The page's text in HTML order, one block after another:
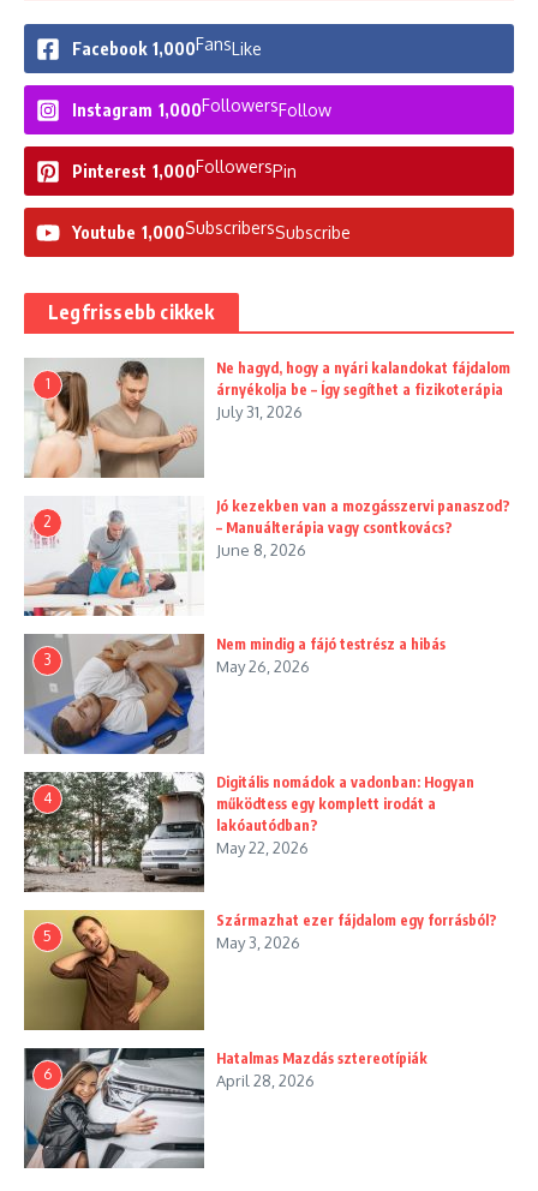
Facebook 1,000FansLike
Instagram 1,000FollowersFollow
Pinterest 1,000FollowersPin
Youtube 1,000SubscribersSubscribe
Legfrissebb cikkek
1
Ne hagyd, hogy a nyári kalandokat fájdalom
árnyékolja be – Így segíthet a fizikoterápia
July 31, 2026
2
Jó kezekben van a mozgásszervi panaszod?
– Manuálterápia vagy csontkovács?
June 8, 2026
3
Nem mindig a fájó testrész a hibás
May 26, 2026
4
Digitális nomádok a vadonban: Hogyan
működtess egy komplett irodát a
lakóautódban?
May 22, 2026
5
Származhat ezer fájdalom egy forrásból?
May 3, 2026
6
Hatalmas Mazdás sztereotípiák
April 28, 2026